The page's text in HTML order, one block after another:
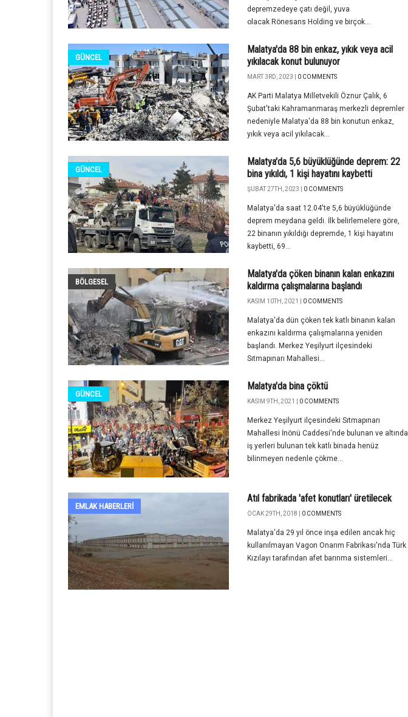
depremzedeye çatı değil, yuva
olacak Rönesans Holding ve birçok...
GÜNCEL
Malatya'da 88 bin enkaz, yıkık veya acil
yıkılacak konut bulunuyor
MART 3RD, 2023 | 0 COMMENTS
AK Parti Malatya Milletvekili Öznur Çalık, 6
Şubat'taki Kahramanmaraş merkezli depremler
nedeniyle Malatya'da 88 bin konutun enkaz,
yıkık veya acil yıkılacak...
GÜNCEL
Malatya'da 5,6 büyüklüğünde deprem: 22
bina yıkıldı, 1 kişi hayatını kaybetti
ŞUBAT 27TH, 2023 | 0 COMMENTS
Malatya'da saat 12.04'te 5,6 büyüklüğünde
deprem meydana geldi. İlk belirlemelere göre,
22 binanın yıkıldığı depremde, 1 kişi hayatını
kaybetti, 69...
BÖLGESEL
Malatya'da çöken binanın kalan enkazını
kaldırma çalışmalarına başlandı
KASIM 10TH, 2021 | 0 COMMENTS
Malatya'da dün çöken tek katlı binanın kalan
enkazını kaldırma çalışmalarına yeniden
başlandı. Merkez Yeşilyurt ilçesindeki
Sıtmapınarı Mahallesi...
GÜNCEL
Malatya'da bina çöktü
KASIM 9TH, 2021 | 0 COMMENTS
Merkez Yeşilyurt ilçesindeki Sıtmapınarı
Mahallesi İnönü Caddesi'nde bulunan ve altında
iş yerleri bulunan tek katlı binada henüz
bilinmeyen nedenle çökme...
EMLAK HABERLERI
Atıl fabrikada 'afet konutları' üretilecek
OCAK 29TH, 2018 | 0 COMMENTS
Malatya'da 29 yıl önce inşa edilen ancak hiç
kullanılmayan Vagon Onarım Fabrikası'nda Türk
Kızılayı tarafından afet barınma sistemleri...